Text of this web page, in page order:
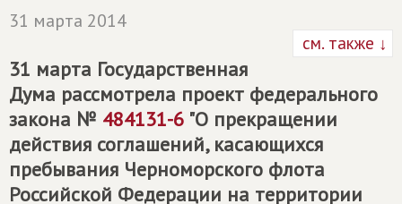
31 марта 2014
см. также ↓
31 марта Государственная
Дума рассмотрела проект федерального
закона № 484131-6 "О прекращении
действия соглашений, касающихся
пребывания Черноморского флота
Российской Федерации на территории